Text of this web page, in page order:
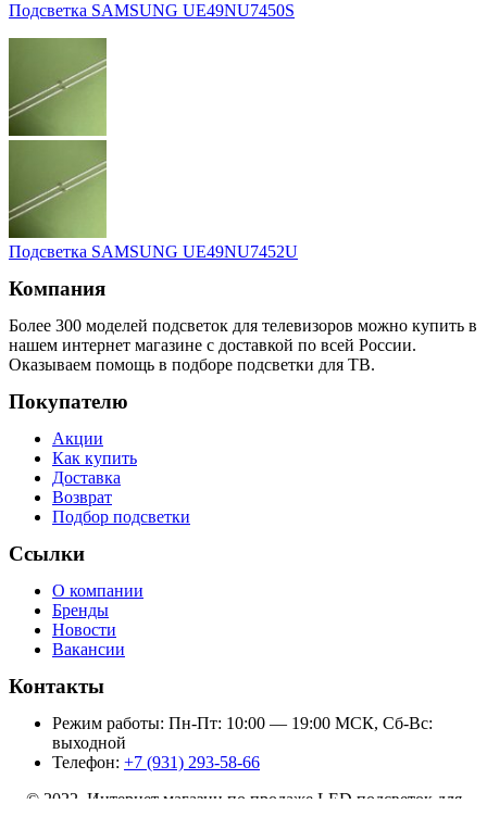
Подсветка SAMSUNG UЕ49NU7450S
Подсветка SAMSUNG UЕ49NU7452U
Компания
Более 300 моделей подсветок для телевизоров можно купить в
нашем интернет магазине с доставкой по всей России.
Оказываем помощь в подборе подсветки для ТВ.
Покупателю
Акции
Как купить
Доставка
Возврат
Подбор подсветки
Ссылки
О компании
Бренды
Новости
Вакансии
Контакты
Режим работы: Пн-Пт: 10:00 — 19:00 МСК, Сб-Вс:
выходной
Телефон: +7 (931) 293-58-66
© 2022 Интернет магазин по продаже LED подсветок для